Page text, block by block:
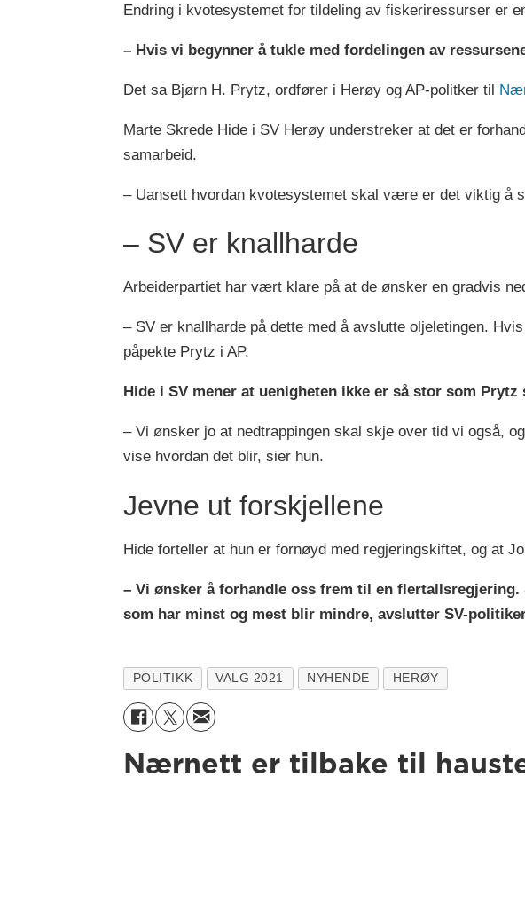
Endring i kvotesystemet for tildeling av fiskeriressurser er
– Hvis vi begynner å tukle med fordelingen av
Det sa Bjørn H. Prytz, ordfører i Herøy og AP-politker til
Marte Skrede Hide i SV Herøy understreker at det er
samarbeid.
– Uansett hvordan kvotesystemet skal være er det viktig å
– SV er knallharde
Arbeiderpartiet har vært klare på at de ønsker en gradvis
– SV er knallharde på dette med å avslutte oljeletingen.
påpekte Prytz i AP.
Hide i SV mener at uenigheten ikke er så stor som Prytz
– Vi ønsker jo at nedtrappingen skal skje over tid vi også,
vise hvordan det blir, sier hun.
Jevne ut forskjellene
Hide forteller at hun er fornøyd med regjeringskiftet, og at
– Vi ønsker å forhandle oss frem til en
som har minst og mest blir mindre, avslutter SV-
POLITIKK VALG 2021 NYHENDE HERØY
Nærnett er tilbake til